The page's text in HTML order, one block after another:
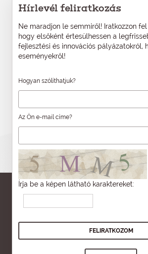
Hírlevél feliratkozás
Ne maradjon le semmiről! Iratkozzon
hogy elsőként értesülhessen a
fejlesztési és innovációs pályázatokról,
eseményekről!
Hogyan szólíthatjuk?
Az Ön e-mail címe?
Írja be a képen látható karaktereket: